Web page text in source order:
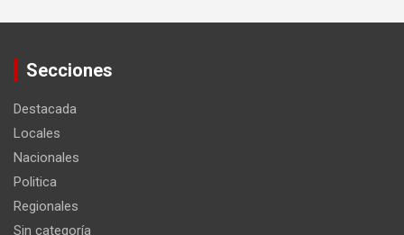
Secciones
Destacada
Locales
Nacionales
Politica
Regionales
Sin categoría